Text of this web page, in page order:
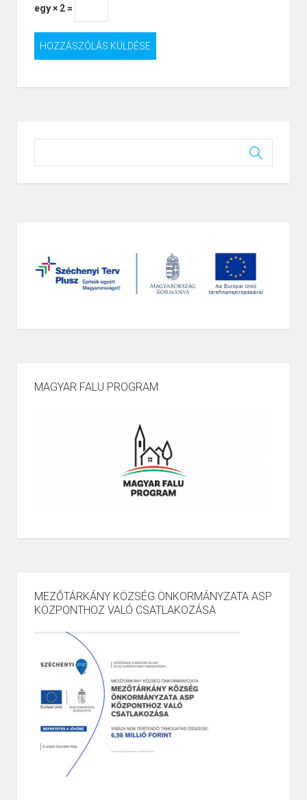
egy × 2 =
MAGYAR FALU PROGRAM
MEZŐTÁRKÁNY KÖZSÉG ÖNKORMÁNYZATA ASP
KÖZPONTHOZ VALÓ CSATLAKOZÁSA